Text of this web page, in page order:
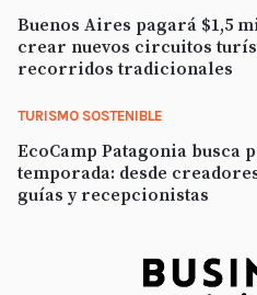
Buenos Aires pagará $1,5
crear nuevos circuitos
recorridos tradicionales
TURISMO SOSTENIBLE
EcoCamp Patagonia
temporada: desde
guías y recepcionistas